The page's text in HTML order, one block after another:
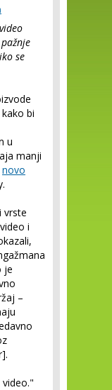
se
bi
u
manji
novo
vrste
i
je
–